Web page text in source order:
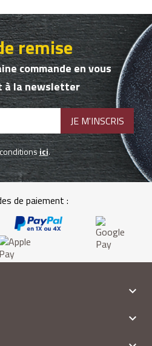
remise
commande en vous
à la newsletter
ici.
de paiement :

